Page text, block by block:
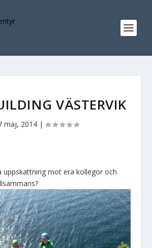
VÄSTERVIK
maj, 2014|
uppskattning mot era kollegor och